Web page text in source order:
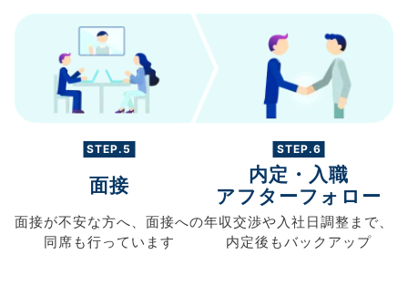
STEP.5
面接
面接が不安な方へ、 面接への
同席も行っています
STEP.6
内定・入職
アフターフォロー
年収交渉や入社日調整まで、
内定後もバックアップ